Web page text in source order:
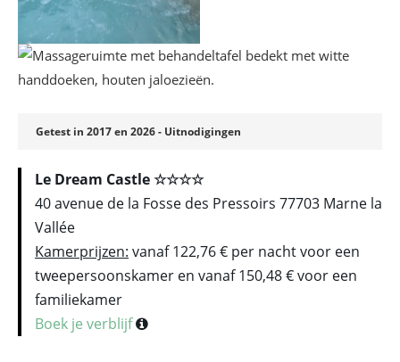
Getest in 2017 en 2026 - Uitnodigingen
Le Dream Castle ☆☆☆☆
40 avenue de la Fosse des Pressoirs 77703 Marne la
Vallée
Kamerprijzen: vanaf 122,76 € per nacht voor een
tweepersoonskamer en vanaf 150,48 € voor een
familiekamer
Boek je verblijf